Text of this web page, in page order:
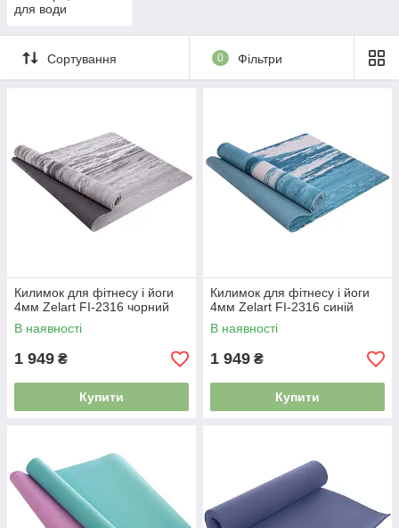
для води
Сортування 0 Фільтри
Килимок для фітнесу і йоги
4мм Zelart FI-2316 чорний
В наявності
1 949 ₴
Купити
Килимок для фітнесу і йоги
4мм Zelart FI-2316 синій
В наявності
1 949 ₴
Купити